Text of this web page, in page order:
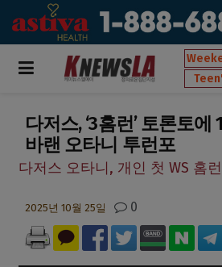
다저스, ‘3홈런’ 토론토에
바랜 오타니 투런포
다저스 오타니, 개인 첫 WS 홈
2025년 10월 25일 0